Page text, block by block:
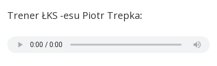
Trener ŁKS -esu Piotr Trepka: